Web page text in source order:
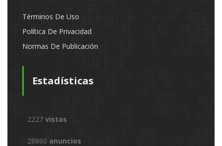
Términos De Uso
Política De Privacidad
Normas De Publicación
Estadísticas
2227 vistas
28860 anuncios